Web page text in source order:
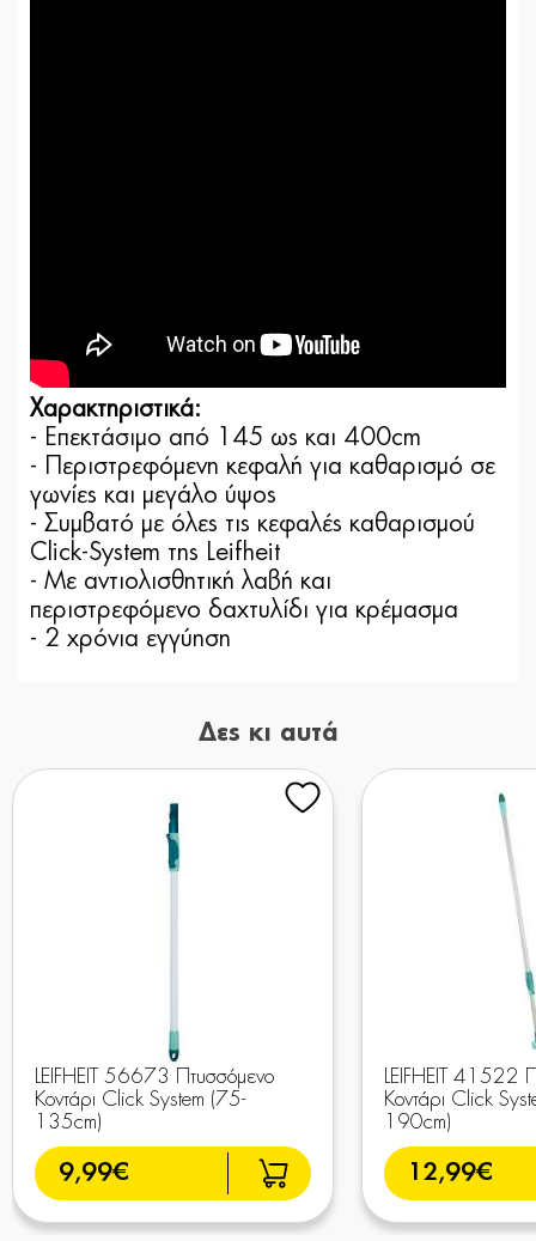
Χαρακτηριστικά:
- Επεκτάσιμο από 145 ως και 400cm
- Περιστρεφόμενη κεφαλή για καθαρισμό σε
γωνίες και μεγάλο ύψος
- Συμβατό με όλες τις κεφαλές καθαρισμού
Click-System της Leifheit
- Με αντιολισθητική λαβή και
περιστρεφόμενο δαχτυλίδι για κρέμασμα
- 2 χρόνια εγγύηση
Δες κι αυτά
LEIFHEIT 56673 Πτυσσόμενο
Κοντάρι Click System (75-
135cm)
9,99€
LEIFHEIT 41522
Κοντάρι Click
190cm)
12,99€